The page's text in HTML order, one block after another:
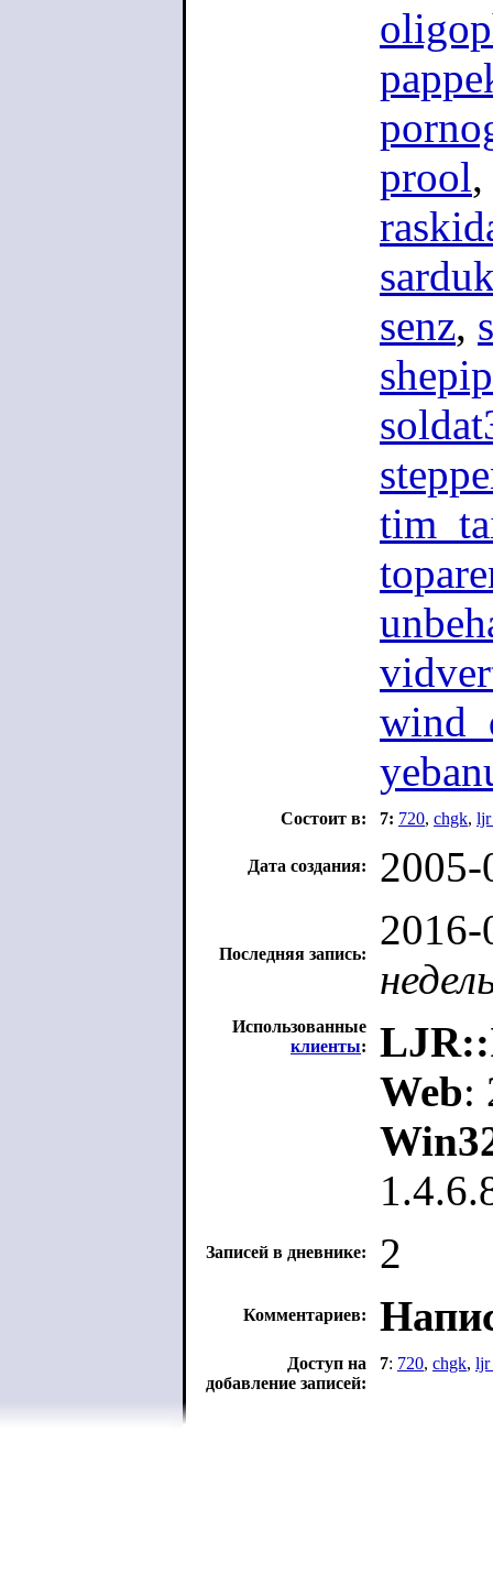
prool,
senz,
Состоит в: 7: 720, chgk,
Дата создания:
Последняя запись:
Использованные
клиенты:
Web:
Записей в дневнике: 2
Комментариев:
Доступ на
добавление записей:
7: 720, chgk,